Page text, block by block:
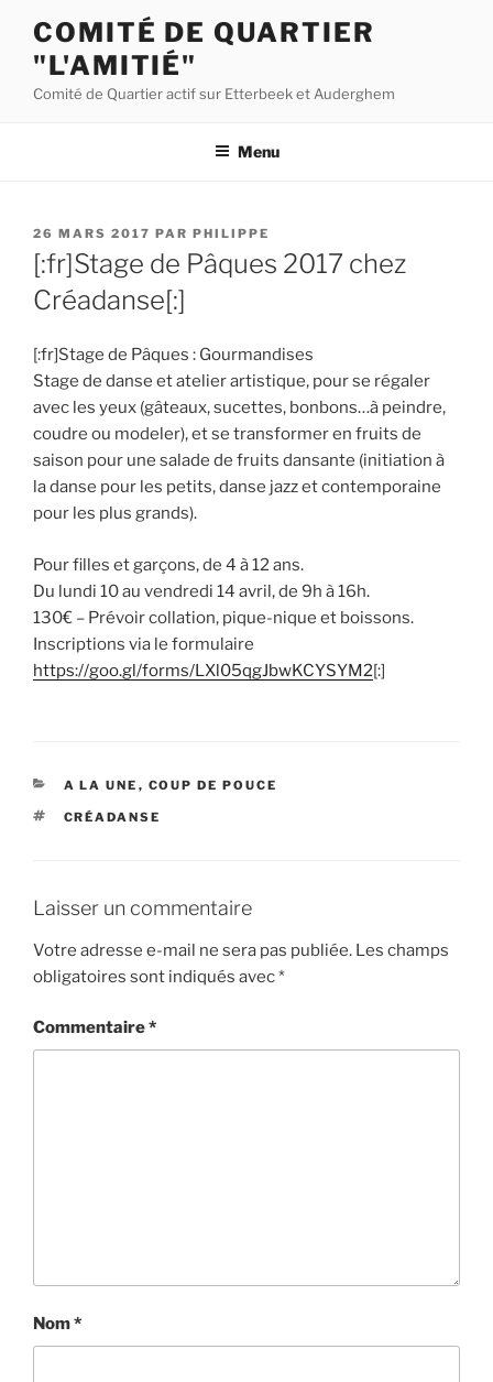
contenu
principal
COMITÉ DE QUARTIER
"L'AMITIÉ"
Comité de Quartier actif sur Etterbeek et Auderghem
Menu
PUBLIÉ
LE
26 MARS 2017 PAR PHILIPPE
[:fr]Stage de Pâques 2017 chez
Créadanse[:]
[:fr]Stage de Pâques : Gourmandises
Stage de danse et atelier artistique, pour se régaler
avec les yeux (gâteaux, sucettes, bonbons…à peindre,
coudre ou modeler), et se transformer en fruits de
saison pour une salade de fruits dansante (initiation à
la danse pour les petits, danse jazz et contemporaine
pour les plus grands).
Pour filles et garçons, de 4 à 12 ans.
Du lundi 10 au vendredi 14 avril, de 9h à 16h.
130€ – Prévoir collation, pique-nique et boissons.
Inscriptions via le formulaire
https://goo.gl/forms/LXl05qgJbwKCYSYM2[:]
CATÉGORIES
A LA UNE , COUP DE POUCE
ÉTIQUETTES
CRÉADANSE
Laisser un commentaire
Votre adresse e-mail ne sera pas publiée. Les champs
obligatoires sont indiqués avec*
Commentaire*
Nom*